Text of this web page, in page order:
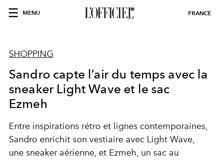
MENU FRANCE
SHOPPING
Sandro capte l’air du temps avec la
sneaker Light Wave et le sac
Ezmeh
Entre inspirations rétro et lignes contemporaines,
Sandro enrichit son vestiaire avec Light Wave,
une sneaker aérienne, et Ezmeh, un sac au